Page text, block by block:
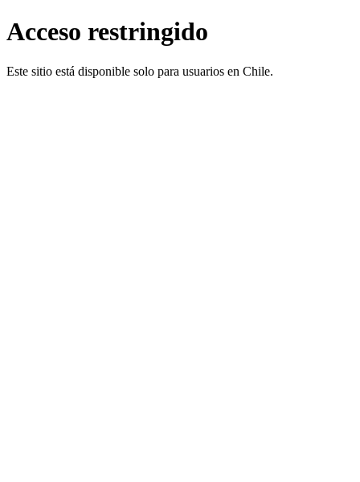
Acceso restringido
Este sitio está disponible solo para usuarios en Chile.